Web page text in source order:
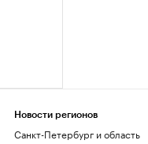
Новости регионов
Санкт-Петербург и область